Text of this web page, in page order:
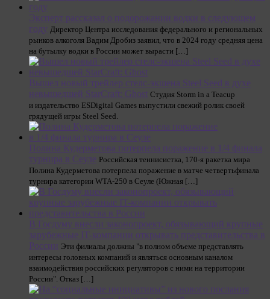
Эксперт рассказал о подорожании водки в следующем
году Директор Центра исследования федерального и региональных
рынков алкоголя Вадим Дробиз заявил, что в 2024 году средняя цена
на бутылку водки в России может вырасти […]
Вышел новый трейлер стелс-экшена Steel Seed в духе
невышедшей StarCraft: Ghost Студия Storm in a Teacup
и издательство ESDigital Games выпустили свежий ролик своей
грядущей игры Steel Seed.
Полина Кудерметова потерпела поражение в 1/4 финала
турнира в Сеуле Российская теннисистка, 170-я ракетка мира
Полина Кудерметова потерпела поражение в матче четвертьфинала
турнира категории WTA-250 в Сеуле (Южная […]
В Госдуму внесли законопроект, обязывающий крупные
зарубежные IT-компании открывать представительства в
России Эти филиалы должны "в полном объеме представлять
интересы головных компаний и являться основным каналом
взаимодействия российских регуляторов с ними на территории
России". Отказ […]